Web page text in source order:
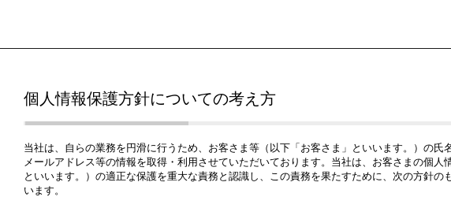
個人情報保護方針についての考え方
当社は、自らの業務を円滑に行うため、お客さま等（以下「お客さま」といいます。）の氏
メールアドレス等の情報を取得・利用させていただいております。当社は、お客さまの個人
といいます。）の適正な保護を重大な責務と認識し、この責務を果たすために、次の方針の
います。